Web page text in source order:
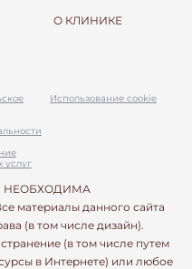
О КЛИНИКЕ
услуг
Использование cookie
НЕОБХОДИМА
данного сайта
(в том числе дизайн).
(в том числе путем
в Интернете) или любое